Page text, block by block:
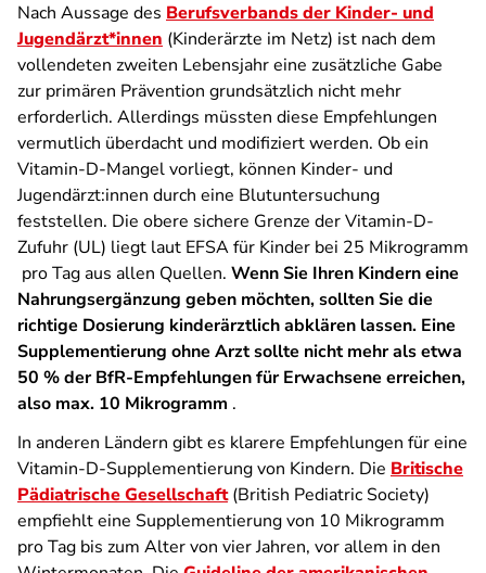
Nach Aussage des Berufsverbands der Kinder- und
Jugendärzt*innen (Kinderärzte im Netz) ist nach dem
vollendeten zweiten Lebensjahr eine zusätzliche Gabe
zur primären Prävention grundsätzlich nicht mehr
erforderlich. Allerdings müssten diese Empfehlungen
vermutlich überdacht und modifiziert werden. Ob ein
Vitamin-D-Mangel vorliegt, können Kinder- und
Jugendärzt:innen durch eine Blutuntersuchung
feststellen. Die obere sichere Grenze der Vitamin-D-
Zufuhr (UL) liegt laut EFSA für Kinder bei 25 Mikrogramm
pro Tag aus allen Quellen. Wenn Sie Ihren Kindern eine
Nahrungsergänzung geben möchten, sollten Sie die
richtige Dosierung kinderärztlich abklären lassen. Eine
Supplementierung ohne Arzt sollte nicht mehr als etwa
50 % der BfR-Empfehlungen für Erwachsene erreichen,
also max. 10 Mikrogramm .
In anderen Ländern gibt es klarere Empfehlungen für eine
Vitamin-D-Supplementierung von Kindern. Die Britische
Pädiatrische Gesellschaft(British Pediatric Society)
empfiehlt eine Supplementierung von 10 Mikrogramm
pro Tag bis zum Alter von vier Jahren, vor allem in den